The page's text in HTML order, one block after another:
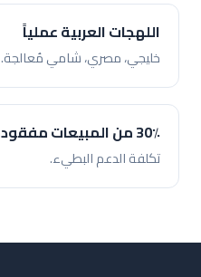
اللهجات العربية عملياً
خليجي، مصري، شامي مُعالجة.
30٪ من المبيعات مفقودة من الأسئلة بدون إجابة
تكلفة الدعم البطيء.